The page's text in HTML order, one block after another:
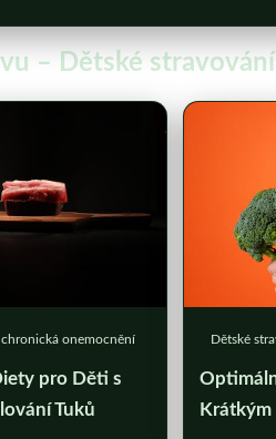
– Dětské
onemocnění
pro Děti s
Tuků
Dětské
Krátkým